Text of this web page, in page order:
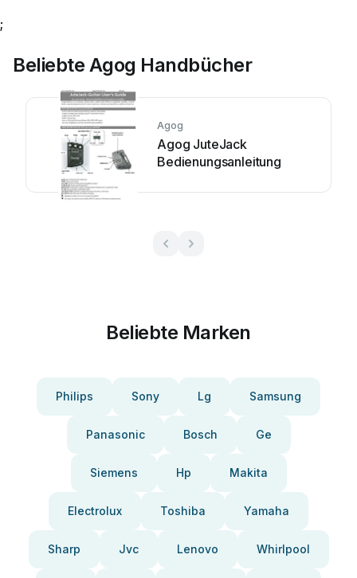
;
Beliebte Agog Handbücher
Agog
Agog JuteJack
Bedienungsanleitung
Beliebte Marken
Philips Sony Lg Samsung
Panasonic Bosch Ge
Siemens Hp Makita
Electrolux Toshiba Yamaha
Sharp Jvc Lenovo Whirlpool